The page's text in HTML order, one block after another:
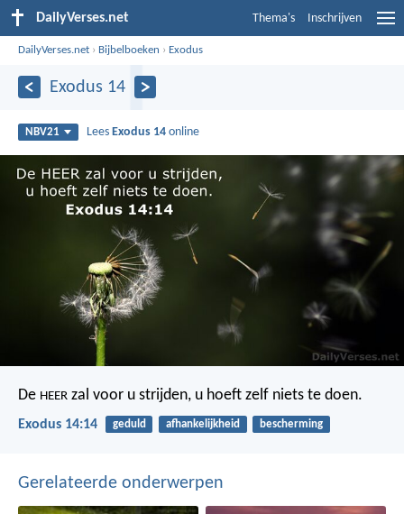
DailyVerses.net Thema's Inschrijven
DailyVerses.net › Bijbelboeken › Exodus
Exodus 14
NBV21 Lees Exodus 14 online
De HEER zal voor u strijden, u hoeft zelf niets te doen.
Exodus 14:14 geduld afhankelijkheid bescherming
Gerelateerde onderwerpen